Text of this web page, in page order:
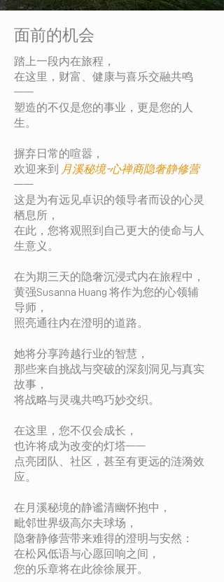
面前的机会
踏上一段内在旅程，
在这里，财富、健康与喜乐交融共鸣
——
塑造的不仅是您的事业，更是您的人
生。
摒弃日常的喧嚣，
欢迎来到
月溪秘境-心禅商隐奢静修营
——
这是为有远见卓识的领导者而设的心灵
栖息所，
在此，您将观照到自己更大的使命与人
生意义。
在为期三天的隐奢沉浸式内在旅程中，
黄强Susanna Huang 将作为您的心领辅
导师，
照亮通往内在澄明的道路。
她将分享跨越行业的智慧，
那些来自挑战与突破的深刻洞见与真实
故事，
将战略与灵魂共鸣巧妙交织。
在这里，您不仅会成长，
也许将成为改变的灯塔——
点亮团队、社区，甚至有更远的涟漪效
应。
在月溪秘境的静谧清幽怀抱中，
毗邻世界级高尔夫球场，
隐奢静修营带来难得的澄明与安然：
在松风低语与心愿回响之间，
您的乐章将在此徐徐展开。